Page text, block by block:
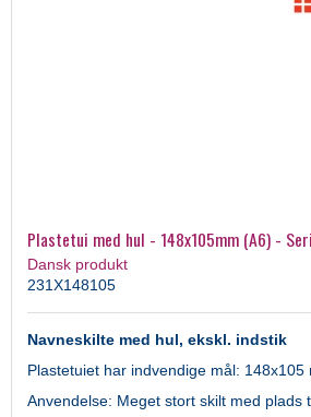
Plastetui med hul - 148x105mm (A6) -
Dansk produkt
231X148105
Navneskilte med hul, ekskl. indstik
Plastetuiet har indvendige mål: 148x105
Anvendelse: Meget stort skilt med plads